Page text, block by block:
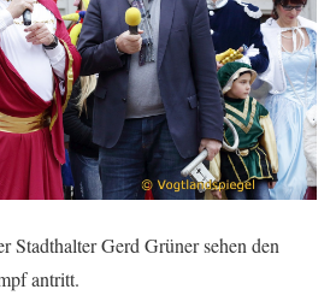
Stadthalter Gerd Grüner sehen den
antritt.